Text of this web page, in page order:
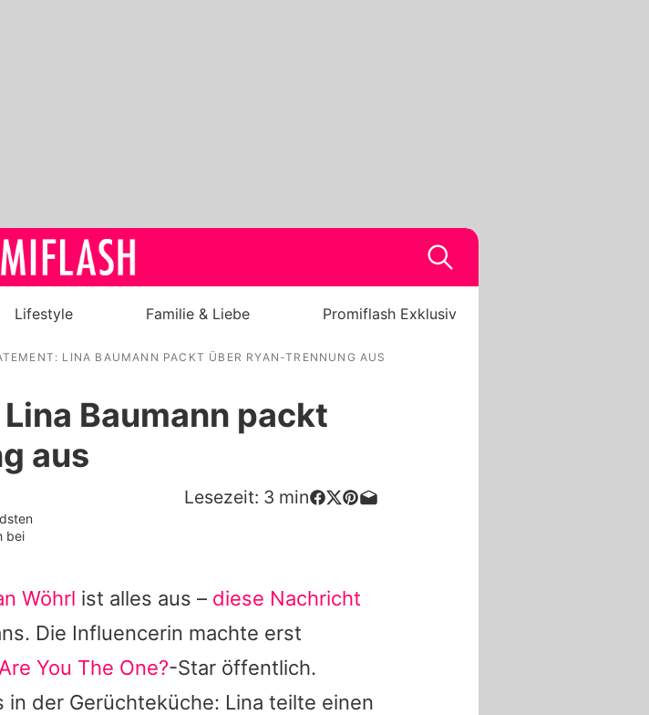
Royals
Stars
Lifestyle
& Liebe
auf Promiflash
runterladen
Lifestyle Familie & Liebe Promiflash Exklusiv
LINA BAUMANN PACKT ÜBER RYAN-TRENNUNG AUS
Baumann packt
aus
Lesezeit: 3 min
bei
Wöhrl ist alles aus – diese Nachricht
Die Influencerin machte erst
Are You The One?-Star öffentlich.
der Gerüchteküche: Lina teilte einen